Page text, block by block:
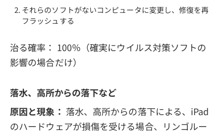
それらのソフトがないコンピュータに変更し、修復を再
フラッシュする
治る確率： 100％（確実にウイルス対策ソフトの
影響の場合だけ）
落水、高所からの落下など
原因と現象： 落水、高所からの落下による、iPad
のハードウェアが損傷を受ける場合、リンゴルー